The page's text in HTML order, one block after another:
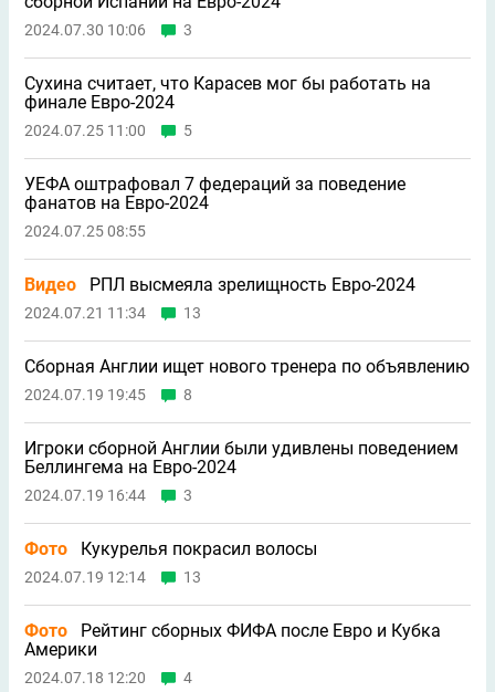
2024.07.30 10:06 3
Сухина считает, что Карасев мог бы работать на
финале Евро-2024
2024.07.25 11:00 5
УЕФА оштрафовал 7 федераций за поведение
фанатов на Евро-2024
2024.07.25 08:55
Видео РПЛ высмеяла зрелищность Евро-2024
2024.07.21 11:34 13
Сборная Англии ищет нового тренера по объявлению
2024.07.19 19:45 8
Игроки сборной Англии были удивлены поведением
Беллингема на Евро-2024
2024.07.19 16:44 3
Фото Кукурелья покрасил волосы
2024.07.19 12:14 13
Фото
Рейтинг сборных ФИФА после Евро и Кубка
Америки
2024.07.18 12:20 4